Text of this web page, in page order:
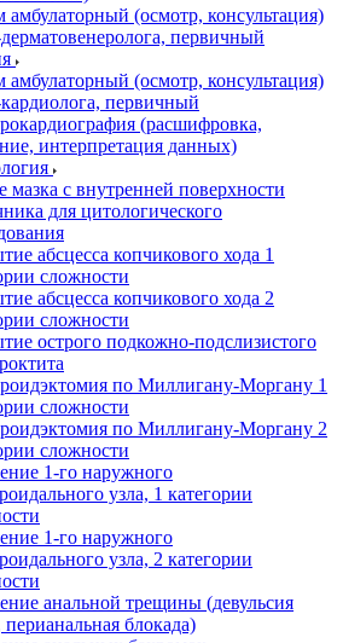
(осмотр, консультация)
первичный
(осмотр, консультация)
кардиолога, первичный
(расшифровка,
интерпретация данных)
мазка с внутренней поверхности
для цитологического
абсцесса копчикового хода 1
сложности
абсцесса копчикового хода 2
сложности
острого подкожно-подслизистого
по Миллигану-Моргану 1
сложности
по Миллигану-Моргану 2
сложности
1-го наружного
узла, 1 категории
1-го наружного
узла, 2 категории
анальной трещины (девульсия
перианальная блокада)